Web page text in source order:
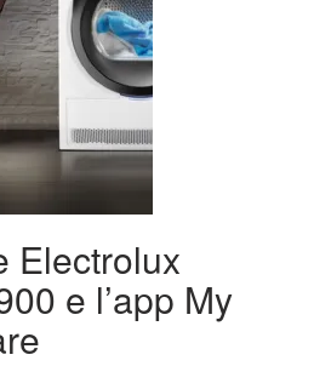
Electrolux
e l’app My